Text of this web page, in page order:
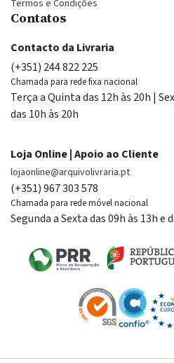
Termos e Condições
Contatos
Contacto da Livraria
(+351) 244 822 225
Chamada para rede fixa nacional
Terça a Quinta das 12h às 20h |
das 10h às 20h
Loja Online | Apoio ao Cliente
lojaonline@arquivolivraria.pt
(+351) 967 303 578
Chamada para rede móvel nacional
Segunda a Sexta das 09h às 13h e